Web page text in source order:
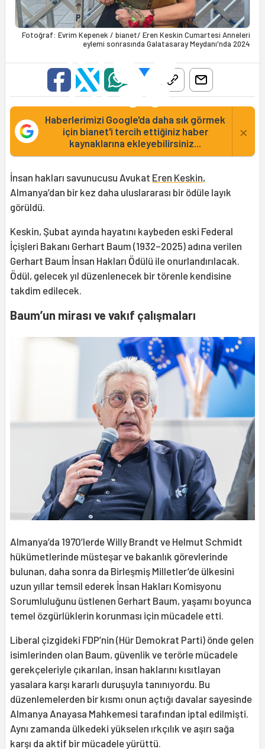
Fotoğraf: Evrim Kepenek / bianet/ Eren Keskin Cumartesi Anneleri
eylemi sonrasında Galatasaray Meydanı'nda 2024
Haberlerimizi Google'da daha sık görmek
için bianet'i tercih ettiğiniz haber
kaynaklarına ekleyebilirsiniz...
×
İnsan hakları savunucusu Avukat Eren Keskin,
Almanya’dan bir kez daha uluslararası bir ödüle layık
görüldü.
Keskin, Şubat ayında hayatını kaybeden eski Federal
İçişleri Bakanı Gerhart Baum (1932–2025) adına verilen
Gerhart Baum İnsan Hakları Ödülü ile onurlandırılacak.
Ödül, gelecek yıl düzenlenecek bir törenle kendisine
takdim edilecek.
Baum’un mirası ve vakıf çalışmaları
Almanya’da 1970’lerde Willy Brandt ve Helmut Schmidt
hükümetlerinde müsteşar ve bakanlık görevlerinde
bulunan, daha sonra da Birleşmiş Milletler’de ülkesini
uzun yıllar temsil ederek İnsan Hakları Komisyonu
Sorumluluğunu üstlenen Gerhart Baum, yaşamı boyunca
temel özgürlüklerin korunması için mücadele etti.
Liberal çizgideki FDP’nin (Hür Demokrat Parti) önde gelen
isimlerinden olan Baum, güvenlik ve terörle mücadele
gerekçeleriyle çıkarılan, insan haklarını kısıtlayan
yasalara karşı kararlı duruşuyla tanınıyordu. Bu
düzenlemelerden bir kısmı onun açtığı davalar sayesinde
Almanya Anayasa Mahkemesi tarafından iptal edilmişti.
Aynı zamanda ülkedeki yükselen ırkçılık ve aşırı sağa
karşı da aktif bir mücadele yürüttü.